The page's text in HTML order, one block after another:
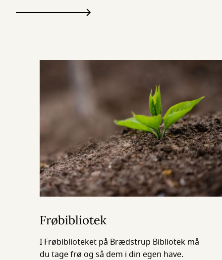
Frøbibliotek
I Frøbiblioteket på Brædstrup Bibliotek må
du tage frø og så dem i din egen have.